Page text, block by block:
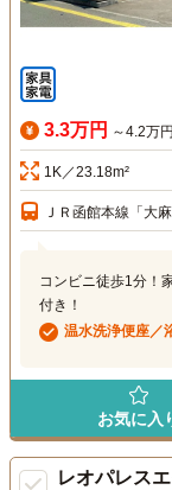
3.3万円 ～4.2万円
1K／23.18m²
ＪＲ函館本線「大
コンビニ徒歩1分！
付き！
温水洗浄便座／
お気に入
レオパレス